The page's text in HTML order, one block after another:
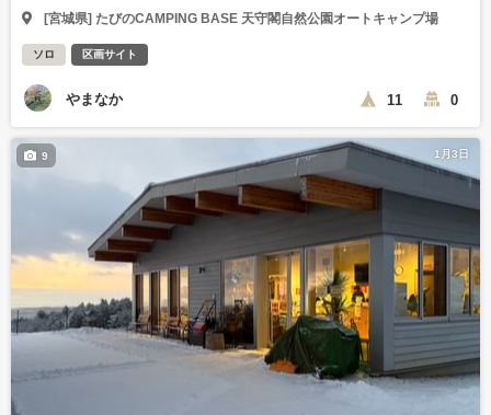
[宮城県] たびのCAMPING BASE 天守閣自然公園オートキャンプ場
ソロ 区画サイト
やまなか 11 0
1月3日
9